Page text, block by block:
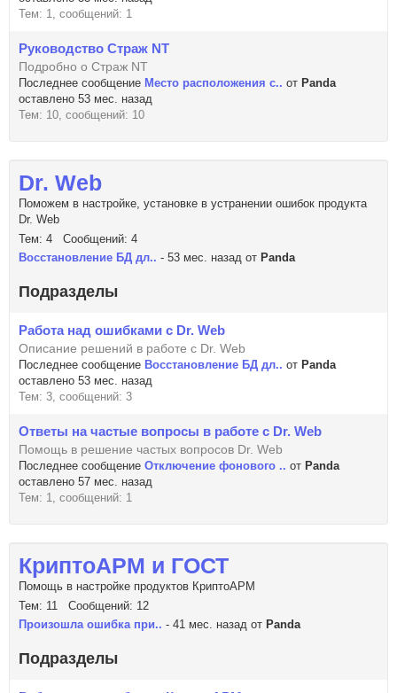
Тем: 1, сообщений: 1
Руководство Страж NT
Подробно о Страж NT
Последнее сообщение Место расположения с.. от Panda
оставлено 53 мес. назад
Тем: 10, сообщений: 10
Dr. Web
Поможем в настройке, установке в устранении ошибок продукта
Dr. Web
Тем: 4 Сообщений: 4
Восстановление БД дл.. - 53 мес. назад от Panda
Подразделы
Работа над ошибками с Dr. Web
Описание решений в работе с Dr. Web
Последнее сообщение Восстановление БД дл.. от Panda
оставлено 53 мес. назад
Тем: 3, сообщений: 3
Ответы на частые вопросы в работе с Dr. Web
Помощь в решение частых вопросов Dr. Web
Последнее сообщение Отключение фонового .. от Panda
оставлено 57 мес. назад
Тем: 1, сообщений: 1
КриптоАРМ и ГОСТ
Помощь в настройке продуктов КриптоАРМ
Тем: 11 Сообщений: 12
Произошла ошибка при.. - 41 мес. назад от Panda
Подразделы